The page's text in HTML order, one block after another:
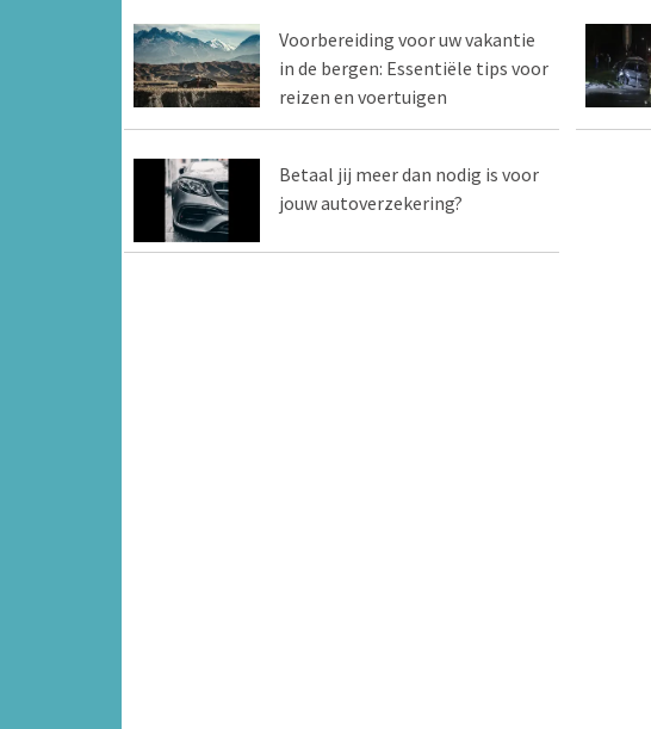
Voorbereiding voor uw vakantie
in de bergen: Essentiële tips voor
reizen en voertuigen
Betaal jij meer dan nodig is voor
jouw autoverzekering?